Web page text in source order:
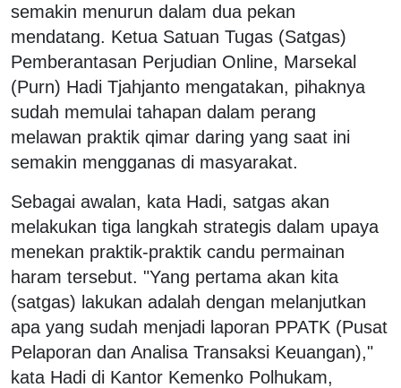
semakin menurun dalam dua pekan
mendatang. Ketua Satuan Tugas (Satgas)
Pemberantasan Perjudian Online, Marsekal
(Purn) Hadi Tjahjanto mengatakan, pihaknya
sudah memulai tahapan dalam perang
melawan praktik qimar daring yang saat ini
semakin mengganas di masyarakat.
Sebagai awalan, kata Hadi, satgas akan
melakukan tiga langkah strategis dalam upaya
menekan praktik-praktik candu permainan
haram tersebut. "Yang pertama akan kita
(satgas) lakukan adalah dengan melanjutkan
apa yang sudah menjadi laporan PPATK (Pusat
Pelaporan dan Analisa Transaksi Keuangan),"
kata Hadi di Kantor Kemenko Polhukam,